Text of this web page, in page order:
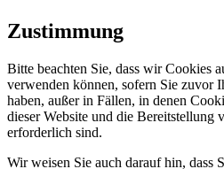
Zustimmung
Bitte beachten Sie, dass wir Cookies
verwenden können, sofern Sie zuvor
haben, außer in Fällen, in denen
dieser Website und die Bereitstellung
erforderlich sind.
Wir weisen Sie auch darauf hin, dass